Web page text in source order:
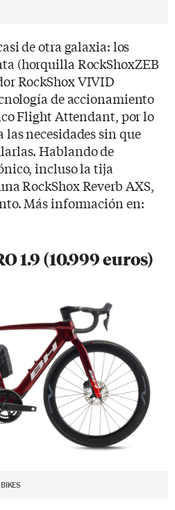
de otra galaxia: los
(horquilla RockShoxZEB
RockShox VIVID
de accionamiento
Flight Attendant, por lo
necesidades sin que
Hablando de
incluso la tija
RockShox Reverb AXS,
Más información en:
1.9 (10.999 euros)
BIKES